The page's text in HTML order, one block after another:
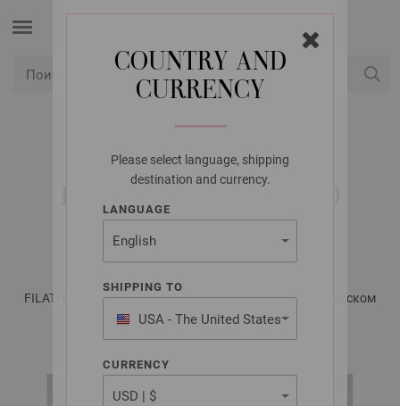
COUNTRY AND
CURRENCY
Please select language, shipping
destination and currency.
LANGUAGE
SHIPPING TO
USA - The United States
of America
CURRENCY
LANA GROSSA
ПУЛОВЕР ECOPUNO
CHUNKY
FILATI No. 64 - Журнал на немецком, инструкции на русском
языке | Модель 17